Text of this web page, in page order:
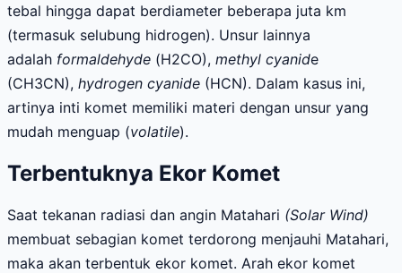
tebal hingga dapat berdiameter beberapa juta km
(termasuk selubung hidrogen). Unsur lainnya
adalah formaldehyde (H2CO), methyl cyanide
(CH3CN), hydrogen cyanide (HCN). Dalam kasus ini,
artinya inti komet memiliki materi dengan unsur yang
mudah menguap (volatile).
Terbentuknya Ekor Komet
Saat tekanan radiasi dan angin Matahari (Solar Wind)
membuat sebagian komet terdorong menjauhi Matahari,
maka akan terbentuk ekor komet. Arah ekor komet